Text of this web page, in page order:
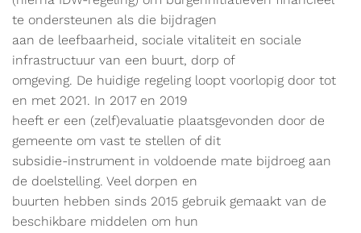
te ondersteunen als die bijdragen
aan de leefbaarheid, sociale vitaliteit en sociale
infrastructuur van een buurt, dorp of
omgeving. De huidige regeling loopt voorlopig door tot
en met 2021. In 2017 en 2019
heeft er een (zelf)evaluatie plaatsgevonden door de
gemeente om vast te stellen of dit
subsidie-instrument in voldoende mate bijdroeg aan
de doelstelling. Veel dorpen en
buurten hebben sinds 2015 gebruik gemaakt van de
beschikbare middelen om hun